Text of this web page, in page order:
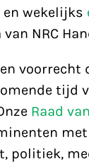
en wekelijks
NRC
voorrecht
tijd
Raad
politiek,